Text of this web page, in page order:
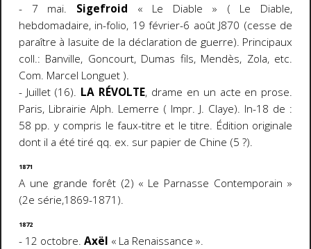
- 7 mai. Sigefroid
« Le Diable » ( Le Diable,
hebdomadaire, in-folio, 19 février-6 août J870 (cesse de
paraître à lasuite de la déclaration de guerre). Principaux
coll.: Banville, Goncourt, Dumas fils, Mendès, Zola, etc.
Com. Marcel Longuet ).
- Juillet (16). LA RÉVOLTE, drame en un acte en prose.
Paris, Librairie Alph. Lemerre ( Impr. J. Claye). In-18 de :
58 pp. y compris le faux-titre et le titre. Édition originale
dont il a été tiré qq. ex. sur papier de Chine (5 ?).
1871
A une grande forêt (2) « Le Parnasse Contemporain »
(2e série,1869-1871).
1872
- 12 octobre. Axël « La Renaissance ».